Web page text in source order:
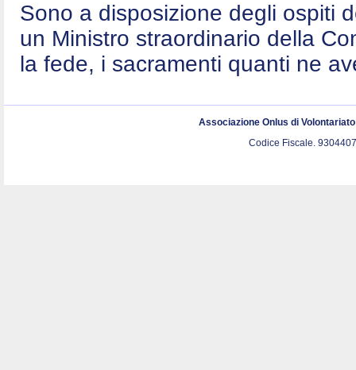
Sono a disposizione degli ospiti
un Ministro straordinario della
la fede, i sacramenti quanti ne
Associazione Onlus di
Codice Fiscale.